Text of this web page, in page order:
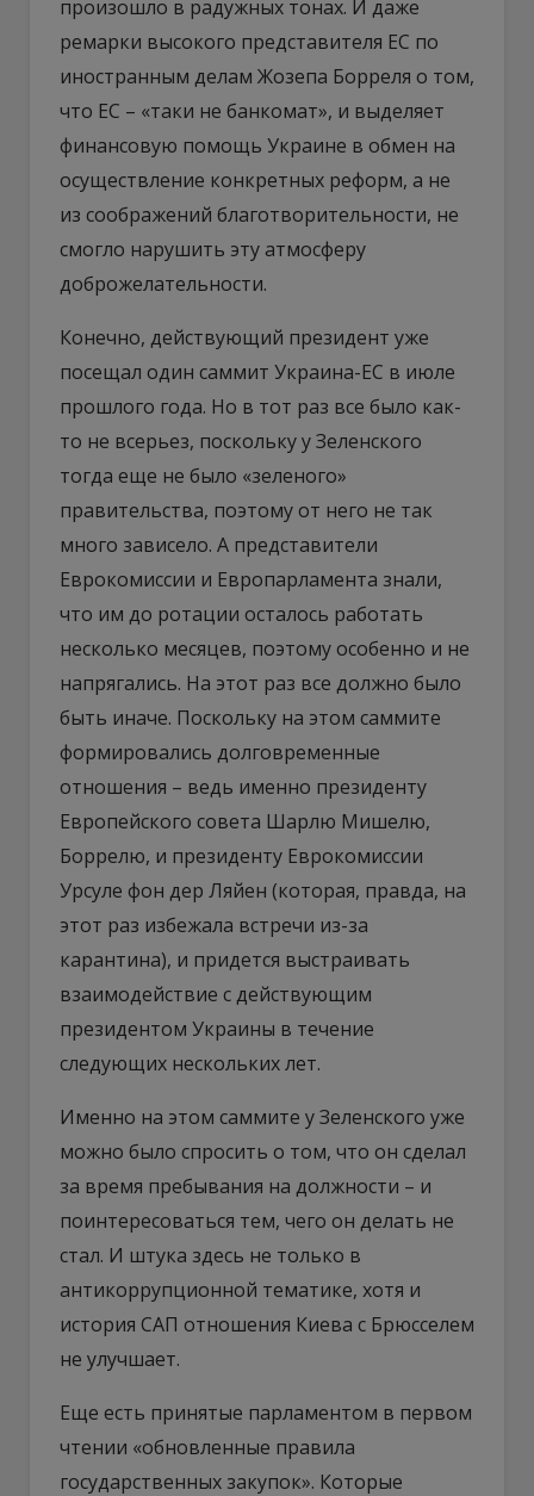
произошло в радужных тонах. И даже
ремарки высокого представителя ЕС по
иностранным делам Жозепа Борреля о том,
что ЕС – «таки не банкомат», и выделяет
финансовую помощь Украине в обмен на
осуществление конкретных реформ, а не
из соображений благотворительности, не
смогло нарушить эту атмосферу
доброжелательности.
Конечно, действующий президент уже
посещал один саммит Украина-ЕС в июле
прошлого года. Но в тот раз все было как-
то не всерьез, поскольку у Зеленского
тогда еще не было «зеленого»
правительства, поэтому от него не так
много зависело. А представители
Еврокомиссии и Европарламента знали,
что им до ротации осталось работать
несколько месяцев, поэтому особенно и не
напрягались. На этот раз все должно было
быть иначе. Поскольку на этом саммите
формировались долговременные
отношения – ведь именно президенту
Европейского совета Шарлю Мишелю,
Боррелю, и президенту Еврокомиссии
Урсуле фон дер Ляйен (которая, правда, на
этот раз избежала встречи из-за
карантина), и придется выстраивать
взаимодействие с действующим
президентом Украины в течение
следующих нескольких лет.
Именно на этом саммите у Зеленского уже
можно было спросить о том, что он сделал
за время пребывания на должности – и
поинтересоваться тем, чего он делать не
стал. И штука здесь не только в
антикоррупционной тематике, хотя и
история САП отношения Киева с Брюсселем
не улучшает.
Еще есть принятые парламентом в первом
чтении «обновленные правила
государственных закупок». Которые